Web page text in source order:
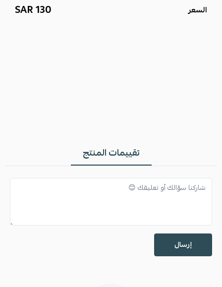
السعر 130 SAR
تقييمات المنتج
إرسال